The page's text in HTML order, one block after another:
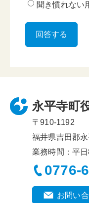
聞き慣れない
永平寺町
〒910-1192
福井県吉田郡
業務時間：平
0776-
お問い